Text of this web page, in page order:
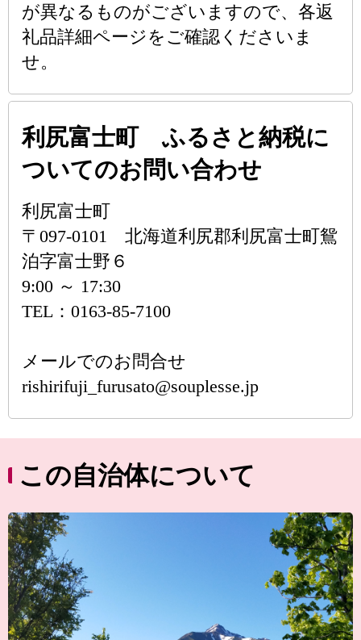
が異なるものがございますので、各返
礼品詳細ページをご確認くださいま
せ。
利尻富士町 ふるさと納税に
ついてのお問い合わせ
利尻富士町
〒097-0101 北海道利尻郡利尻富士町鴛
泊字富士野６
9:00 ～ 17:30
TEL：0163-85-7100
メールでのお問合せ
rishirifuji_furusato@souplesse.jp
この自治体について